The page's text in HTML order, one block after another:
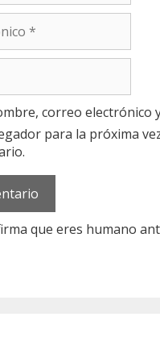
correo electrónico
para la próxima
que eres humano